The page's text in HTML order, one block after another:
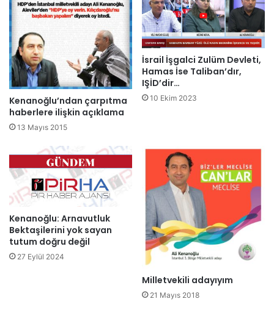
Kenanoğlu’ndan çarpıtma
haberlere ilişkin açıklama
13 Mayıs 2015
İsrail İşgalci Zulüm Devleti,
Hamas İse Taliban’dır,
IŞİD’dir…
10 Ekim 2023
Kenanoğlu: Arnavutluk
Bektaşilerini yok sayan
tutum doğru değil
27 Eylül 2024
Milletvekili adayıyım
21 Mayıs 2018